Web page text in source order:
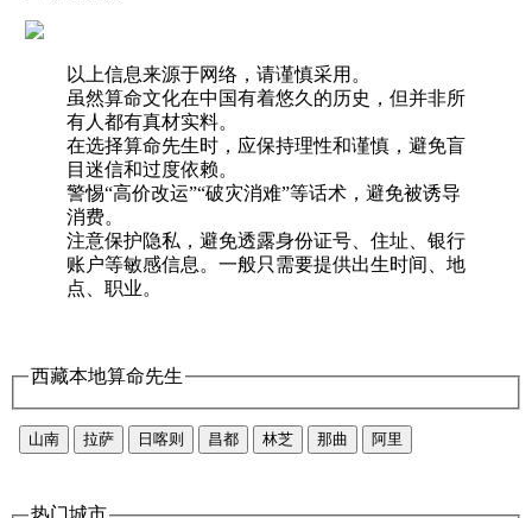
以上信息来源于网络，请谨慎采用。
虽然算命文化在中国有着悠久的历史，但并非所
有人都有真材实料。
在选择算命先生时，应保持理性和谨慎，避免盲
目迷信和过度依赖。
警惕“高价改运”“破灾消难”等话术，避免被诱导
消费。
注意保护隐私，避免透露身份证号、住址、银行
账户等敏感信息。一般只需要提供出生时间、地
点、职业。
西藏本地算命先生
山南 拉萨 日喀则 昌都 林芝 那曲 阿里